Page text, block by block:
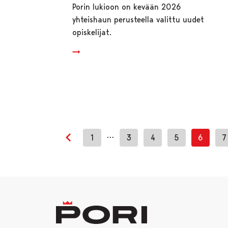
Porin lukioon on kevään 2026
yhteishaun perusteella valittu uudet
opiskelijat.
Edellinen sivu
1 … 3 4 5 6 7